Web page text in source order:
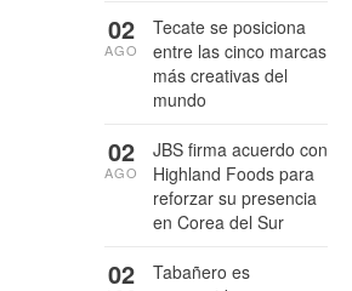
Tecate se posiciona
entre las cinco marcas
más creativas del
mundo
02
AGO
JBS firma acuerdo con
Highland Foods para
reforzar su presencia
en Corea del Sur
02
AGO
Tabañero es
02